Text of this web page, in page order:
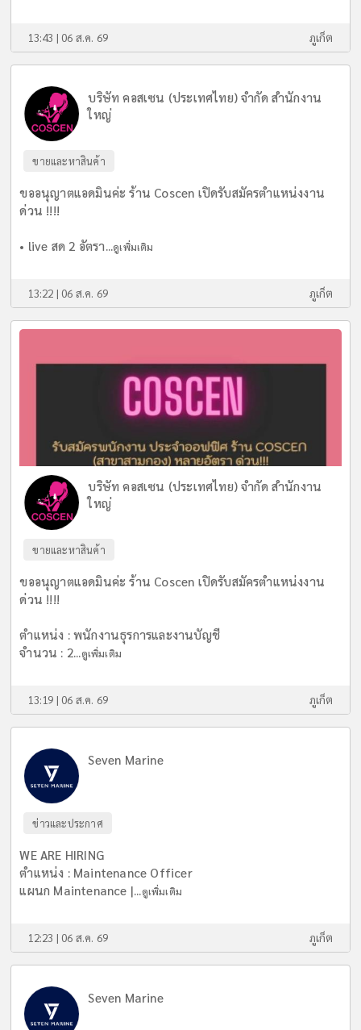
13:43 | 06 ส.ค. 69 ภูเก็ต
บริษัท คอสเซน (ประเทศไทย) จำกัด สำนักงาน
ใหญ่
ขายและหาสินค้า
ขออนุญาตแอดมินค่ะ ร้าน Coscen เปิดรับสมัครตำแหน่งงาน
ด่วน !!!!
• live สด 2 อัตรา...ดูเพิ่มเติม
13:22 | 06 ส.ค. 69 ภูเก็ต
บริษัท คอสเซน (ประเทศไทย) จำกัด สำนักงาน
ใหญ่
ขายและหาสินค้า
ขออนุญาตแอดมินค่ะ ร้าน Coscen เปิดรับสมัครตำแหน่งงาน
ด่วน !!!!
ตำแหน่ง : พนักงานธุรการและงานบัญชี
จำนวน : 2...ดูเพิ่มเติม
13:19 | 06 ส.ค. 69 ภูเก็ต
Seven Marine
ข่าวและประกาศ
WE ARE HIRING
ตำแหน่ง : Maintenance Officer
แผนก Maintenance |...ดูเพิ่มเติม
12:23 | 06 ส.ค. 69 ภูเก็ต
Seven Marine